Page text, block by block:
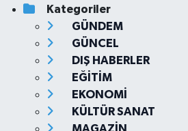
Kategoriler
GÜNDEM
GÜNCEL
DIŞ HABERLER
EĞİTİM
EKONOMİ
KÜLTÜR SANAT
MAGAZİN